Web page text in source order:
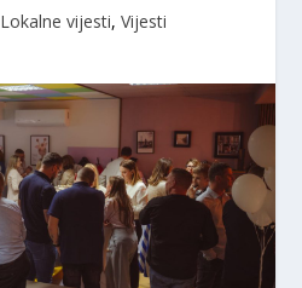
Lokalne vijesti, Vijesti